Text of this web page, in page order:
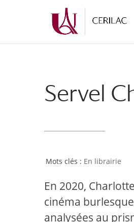
Servel
En librairie
En 2020,
cinéma
analysées au